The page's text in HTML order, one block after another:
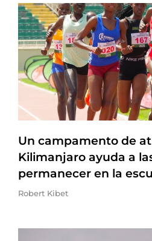
Un campamento de
Kilimanjaro ayuda a
permanecer en la
Robert Kibet